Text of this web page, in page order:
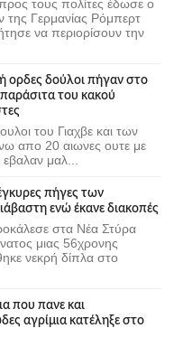
τους πολίτες έδωσε ο
της Γερμανίας Ρόμπερτ
να περιορίσουν την
ορδες δούλοι πήγαν στο
του κακού
του Γιαχβε και των
απο 20 αιωνες ουτε με
μαλ...
πήγες των
ενώ έκανε διακοπές
στα Νέα Στύρα
μιας 56χρονης
νεκρή δίπλα στο
που πανε και
αγρίμια κατέληξε στο